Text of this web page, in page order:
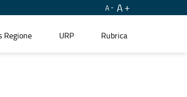
A A
Regione URP Rubrica